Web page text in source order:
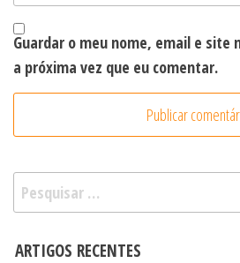
Guardar o meu nome, email e site
a próxima vez que eu comentar.
Pesquisar
por:
ARTIGOS RECENTES